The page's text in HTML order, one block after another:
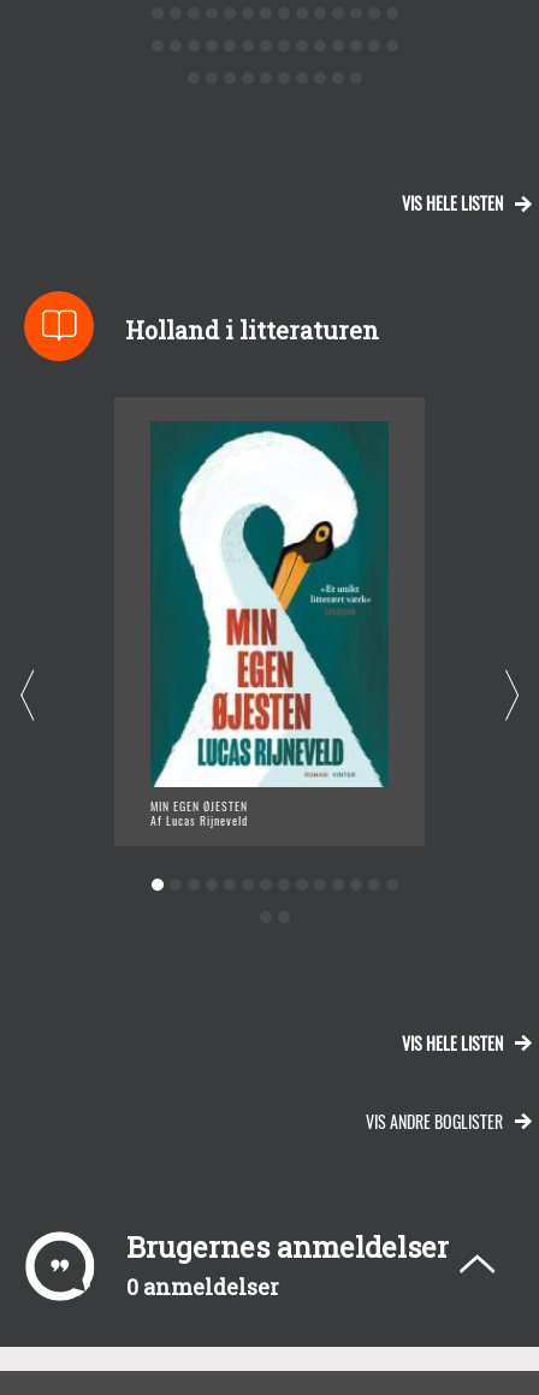
VIS HELE LISTEN
Holland i litteraturen
MIN EGEN ØJESTEN
Af Lucas Rijneveld
VIS HELE LISTEN
VIS ANDRE BOGLISTER
Brugernes anmeldelser
0 anmeldelser